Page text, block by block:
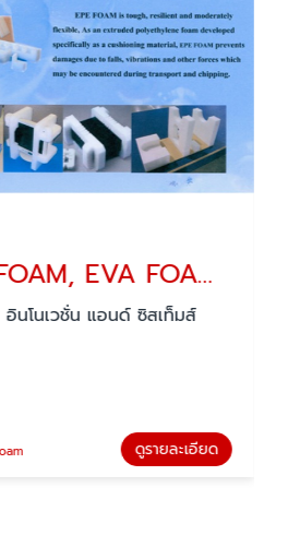
EPE FOAM, EVA FOAM FABRICATION
อินโนเวชั่น แอนด์ ซิสเท็มส์
ดูรายละเอียด